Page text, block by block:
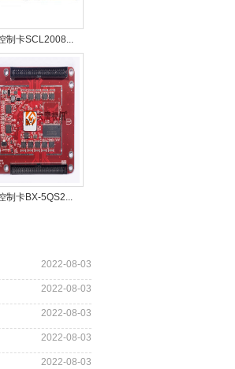
制卡SCL2008...
制卡BX-5QS2...
2022-08-03
2022-08-03
2022-08-03
2022-08-03
2022-08-03